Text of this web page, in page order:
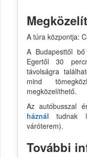
A túra központja:
A Budapesttől
Egertől 30
távolságra
mind
megközelíthető.
Az autóbusszal
háznál tudnak
váróterem).
További